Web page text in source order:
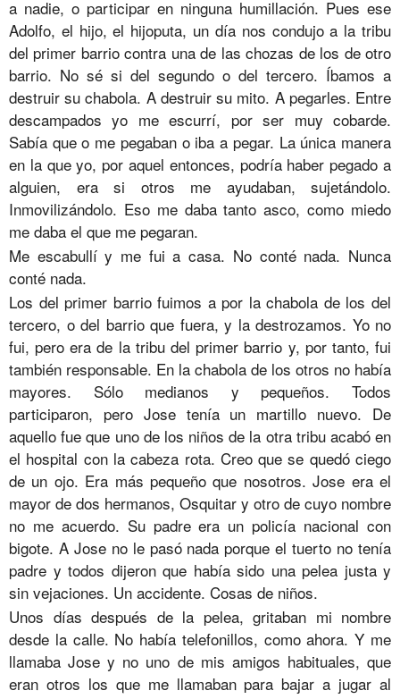
a nadie, o participar en ninguna humillación. Pues ese
Adolfo, el hijo, el hijoputa, un día nos condujo a la tribu
del primer barrio contra una de las chozas de los de otro
barrio. No sé si del segundo o del tercero. Íbamos a
destruir su chabola. A destruir su mito. A pegarles. Entre
descampados yo me escurrí, por ser muy cobarde.
Sabía que o me pegaban o iba a pegar. La única manera
en la que yo, por aquel entonces, podría haber pegado a
alguien, era si otros me ayudaban, sujetándolo.
Inmovilizándolo. Eso me daba tanto asco, como miedo
me daba el que me pegaran.
Me escabullí y me fui a casa. No conté nada. Nunca
conté nada.
Los del primer barrio fuimos a por la chabola de los del
tercero, o del barrio que fuera, y la destrozamos. Yo no
fui, pero era de la tribu del primer barrio y, por tanto, fui
también responsable. En la chabola de los otros no había
mayores. Sólo medianos y pequeños. Todos
participaron, pero Jose tenía un martillo nuevo. De
aquello fue que uno de los niños de la otra tribu acabó en
el hospital con la cabeza rota. Creo que se quedó ciego
de un ojo. Era más pequeño que nosotros. Jose era el
mayor de dos hermanos, Osquitar y otro de cuyo nombre
no me acuerdo. Su padre era un policía nacional con
bigote. A Jose no le pasó nada porque el tuerto no tenía
padre y todos dijeron que había sido una pelea justa y
sin vejaciones. Un accidente. Cosas de niños.
Unos días después de la pelea, gritaban mi nombre
desde la calle. No había telefonillos, como ahora. Y me
llamaba Jose y no uno de mis amigos habituales, que
eran otros los que me llamaban para bajar a jugar al